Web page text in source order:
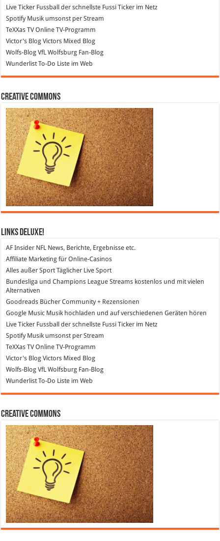
Live Ticker Fussball
der schnellste Fussi Ticker im Netz
SpotifyMusik umsonst per Stream
TeXXas TVOnline TV-Programm
Victor's Blog Victors Mixed Blog
Wolfs-Blog VfL Wolfsburg Fan-Blog
WunderlistTo-Do Liste im Web
Creative Commons
Links DeLuXe!
AF Insider NFL News, Berichte, Ergebnisse etc.
Affiliate Marketing für Online-Casinos
Alles außer Sport Täglicher Live Sport
Bundesliga und Champions League Streams kostenlos und mit vielen
Alternativen
Goodreads Bücher Community + Rezensionen
Google Music Musik hochladen und auf verschiedenen Geräten hören
Live Ticker Fussball der schnellste Fussi Ticker im Netz
SpotifyMusik umsonst per Stream
TeXXas TVOnline TV-Programm
Victor's Blog Victors Mixed Blog
Wolfs-Blog VfL Wolfsburg Fan-Blog
Wunderlist To-Do Liste im Web
Creative Commons